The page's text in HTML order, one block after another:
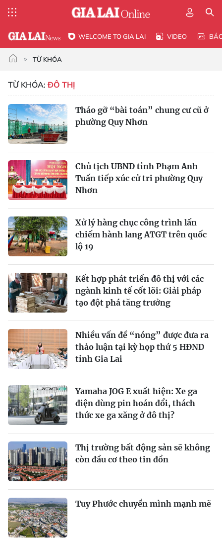
WELCOME TO GIA LAI VIDEO
TỪ KHÓA
TỪ KHÓA: ĐÔ THỊ
Tháo gỡ “bài toán” chung cư cũ ở
phường Quy Nhơn
Chủ tịch UBND tỉnh Phạm Anh
Tuấn tiếp xúc cử tri phường Quy
Nhơn
Xử lý hàng chục công trình lấn
chiếm hành lang ATGT trên quốc
lộ 19
Kết hợp phát triển đô thị với các
ngành kinh tế cốt lõi: Giải pháp
tạo đột phá tăng trưởng
Nhiều vấn đề “nóng” được đưa ra
thảo luận tại kỳ họp thứ 5 HĐND
tỉnh Gia Lai
Yamaha JOG E xuất hiện: Xe ga
điện dùng pin hoán đổi, thách
thức xe ga xăng ở đô thị?
Thị trường bất động sản sẽ không
còn đầu cơ theo tin đồn
Tuy Phước chuyển mình mạnh mẽ